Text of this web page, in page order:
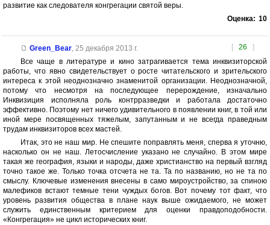
развитие как следователя конгрегации святой веры.
Оценка: 10
[ 26 ]
Green_Bear, 25 декабря 2013 г.
Все чаще в литературе и кино затрагивается тема инквизиторской
работы, что явно свидетельствует о росте читательского и зрительского
интереса к этой неоднозначно знаменитой организации. Неоднозначной,
потому что несмотря на последующее перерождение, изначально
Инквизиция исполняла роль контрразведки и работала достаточно
эффективно. Поэтому нет ничего удивительного в появлении книг, в той или
иной мере посвященных тяжелым, запутанным и не всегда праведным
трудам инквизиторов всех мастей.
Итак, это не наш мир. Не спешите поправлять меня, сперва я уточню,
насколько он не наш. Летосчисление указано не случайно. В этом мире
такая же география, языки и народы, даже христианство на первый взгляд
точно такое же. Только точка отсчета не та. Та по названию, но не та по
смыслу. Ключевые изменения внесены в само мироустройство, за спиною
малефиков встают темные тени чуждых богов. Вот почему тот факт, что
уровень развития общества в плане наук выше ожидаемого, не может
служить единственным критерием для оценки правдоподобности.
«Конгрегация» не цикл исторических книг.